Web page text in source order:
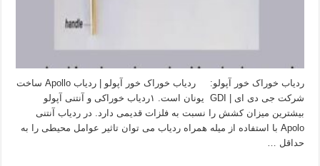
ردیاب خوراک خور آپولو: ردیاب خوراک خور آپولو | ردیاب Apollo ساخت
شرکت جی دی ای | GDI یونان است. ۱ردیاب خوراکی و آنتنی آپولو
بیشترین میزان کشش را نسبت به فلزات قدیمی دارد. در ردیاب آنتنی
Apolo با استفاده از میله همراه ردیاب می توان تاثیر عوامل محیطی را به
حداقل …